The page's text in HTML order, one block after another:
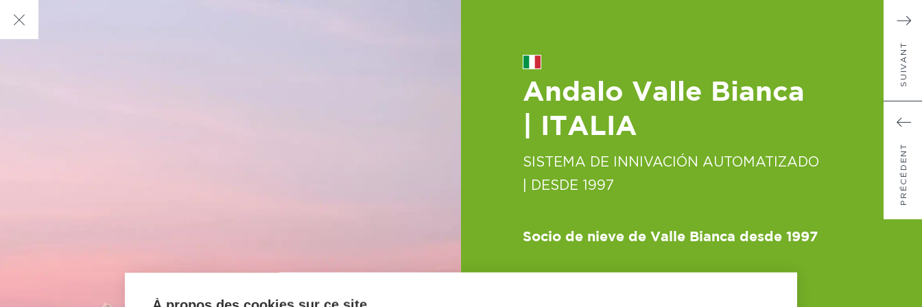
PRÉCÉDENT
SUIVANT
Andalo Valle Bianca
| ITALIA
SISTEMA DE INNIVACIÓN AUTOMATIZADO
| DESDE 1997
Socio de nieve de Valle Bianca desde 1997